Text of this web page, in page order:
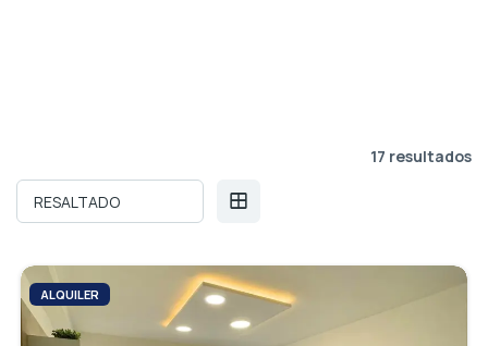
17 resultados
ALQUILER